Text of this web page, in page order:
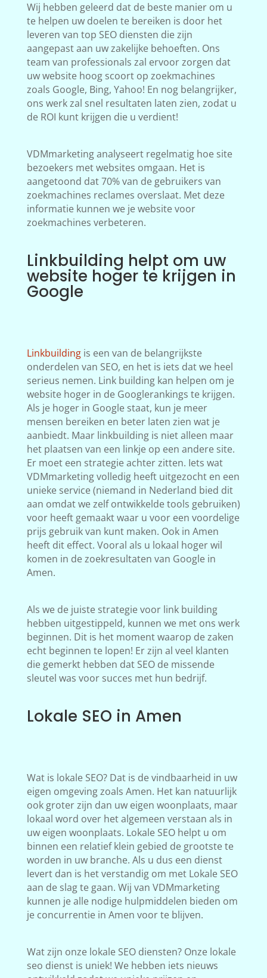
Wij hebben geleerd dat de beste manier om u
te helpen uw doelen te bereiken is door het
leveren van top SEO diensten die zijn
aangepast aan uw zakelijke behoeften. Ons
team van professionals zal ervoor zorgen dat
uw website hoog scoort op zoekmachines
zoals Google, Bing, Yahoo! En nog belangrijker,
ons werk zal snel resultaten laten zien, zodat u
de ROI kunt krijgen die u verdient!
VDMmarketing analyseert regelmatig hoe site
bezoekers met websites omgaan. Het is
aangetoond dat 70% van de gebruikers van
zoekmachines reclames overslaat. Met deze
informatie kunnen we je website voor
zoekmachines verbeteren.
Linkbuilding helpt om uw
website hoger te krijgen in
Google
Linkbuildingis een van de belangrijkste
onderdelen van SEO, en het is iets dat we heel
serieus nemen. Link building kan helpen om je
website hoger in de Googlerankings te krijgen.
Als je hoger in Google staat, kun je meer
mensen bereiken en beter laten zien wat je
aanbiedt. Maar linkbuilding is niet alleen maar
het plaatsen van een linkje op een andere site.
Er moet een strategie achter zitten. Iets wat
VDMmarketing volledig heeft uitgezocht en een
unieke service (niemand in Nederland bied dit
aan omdat we zelf ontwikkelde tools gebruiken)
voor heeft gemaakt waar u voor een voordelige
prijs gebruik van kunt maken. Ook in Amen
heeft dit effect. Vooral als u lokaal hoger wil
komen in de zoekresultaten van Google in
Amen.
Als we de juiste strategie voor link building
hebben uitgestippeld, kunnen we met ons werk
beginnen. Dit is het moment waarop de zaken
echt beginnen te lopen! Er zijn al veel klanten
die gemerkt hebben dat SEO de missende
sleutel was voor succes met hun bedrijf.
Lokale SEO in Amen
Wat is lokale SEO? Dat is de vindbaarheid in uw
eigen omgeving zoals Amen. Het kan natuurlijk
ook groter zijn dan uw eigen woonplaats, maar
lokaal word over het algemeen verstaan als in
uw eigen woonplaats. Lokale SEO helpt u om
binnen een relatief klein gebied de grootste te
worden in uw branche. Als u dus een dienst
levert dan is het verstandig om met Lokale SEO
aan de slag te gaan. Wij van VDMmarketing
kunnen je alle nodige hulpmiddelen bieden om
je concurrentie in Amen voor te blijven.
Wat zijn onze lokale SEO diensten? Onze lokale
seo dienst is uniek! We hebben iets nieuws